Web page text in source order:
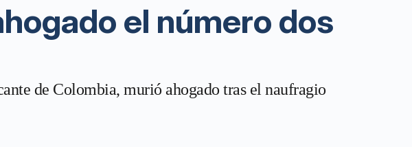
el número dos
de Colombia, murió ahogado tras el naufragio